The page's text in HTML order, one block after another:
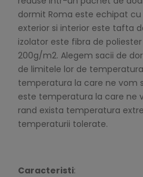
dormit Roma este echipat
exterior si interior este tafta
izolator este fibra de
200g/m2. Alegem sacii de
de limitele lor de
temperatura la care ne vom
este temperatura la care ne
rand exista temperatura
temperaturii tolerate.
Caracteristi: